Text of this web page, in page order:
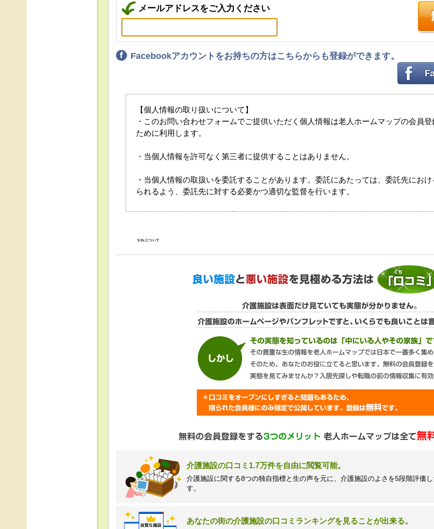
メールアドレスをご入力ください
Facebookアカウントをお持ちの方はこちらからも登録ができます。
【個人情報の取り扱いについて】
・このお問い合わせフォームでご提供いただく個人情報は老人ホームマップの会員
ために利用します。
・当個人情報を許可なく第三者に提供することはありません。
・当個人情報の取扱いを委託することがあります。委託にあたっては、委託先にお
られるよう、委託先に対する必要かつ適切な監督を行います。
口」で受け付けます。
・当ホームページではご利用状況の統計調査のためクッキー等を用いておりますが、
＜個人情報苦情及び相談窓口＞
株式会社クリエイターズネクスト個人情報保護管理者 窪田望
TEL:0120-21-7070
（受付時間 10時～19時 土日祝日除く・営業のお電話はお断りいたします）
SSLについて
介護施設の口コミ1.7万件を自由に閲覧可能。
介護施設に関する8つの独自指標と生の声を元に、介護施設のよさを5段階評価
す。
あなたの街の介護施設の口コミランキングを見ることが出来る。